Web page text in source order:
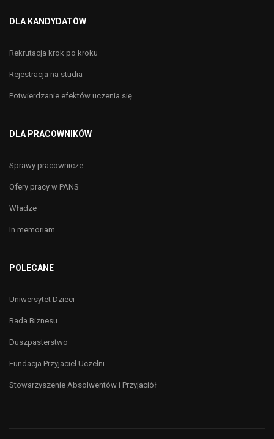
DLA KANDYDATÓW
Rekrutacja krok po kroku
Rejestracja na studia
Potwierdzanie efektów uczenia się
DLA PRACOWNIKÓW
Sprawy pracownicze
Ofery pracy w PANS
Władze
In memoriam
POLECANE
Uniwersytet Dzieci
Rada Biznesu
Duszpasterstwo
Fundacja Przyjaciel Uczelni
Stowarzyszenie Absolwentów i Przyjaciół